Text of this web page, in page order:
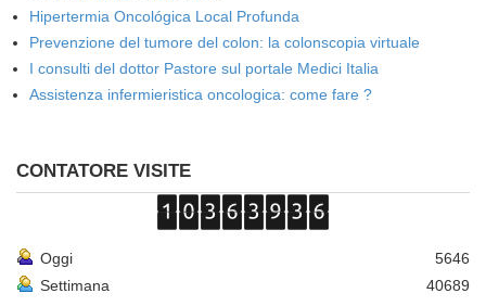
Hipertermia Oncológica Local Profunda
Prevenzione del tumore del colon: la colonscopia virtuale
I consulti del dottor Pastore sul portale Medici Italia
Assistenza infermieristica oncologica: come fare ?
CONTATORE VISITE
Oggi
5646
Settimana
40689